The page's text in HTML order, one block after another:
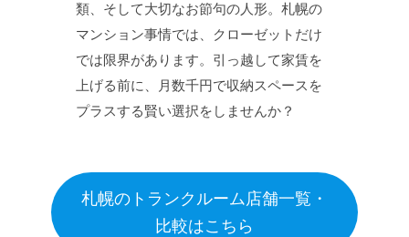
類、そして大切なお節句の人形。札幌の
マンション事情では、クローゼットだけ
では限界があります。引っ越して家賃を
上げる前に、月数千円で収納スペースを
プラスする賢い選択をしませんか？
札幌のトランクルーム店舗一覧・
比較はこちら